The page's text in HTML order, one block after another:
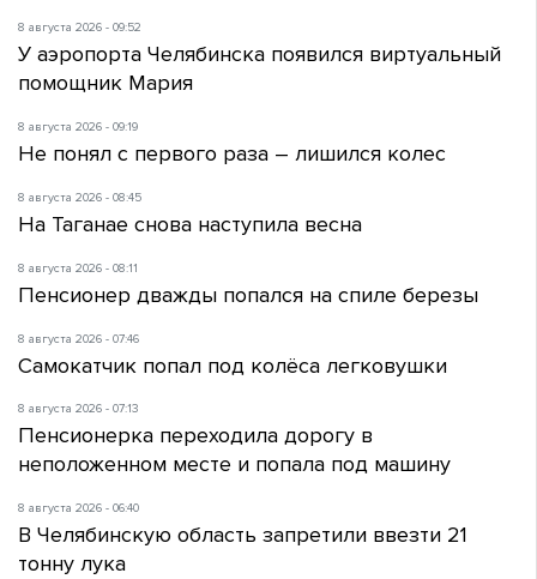
8 августа 2026 - 09:52
У аэропорта Челябинска появился виртуальный
помощник Мария
8 августа 2026 - 09:19
Не понял с первого раза – лишился колес
8 августа 2026 - 08:45
На Таганае снова наступила весна
8 августа 2026 - 08:11
Пенсионер дважды попался на спиле березы
8 августа 2026 - 07:46
Самокатчик попал под колёса легковушки
8 августа 2026 - 07:13
Пенсионерка переходила дорогу в
неположенном месте и попала под машину
8 августа 2026 - 06:40
В Челябинскую область запретили ввезти 21
тонну лука